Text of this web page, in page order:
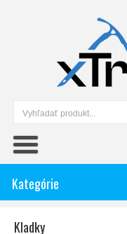
Kategórie
Kladky